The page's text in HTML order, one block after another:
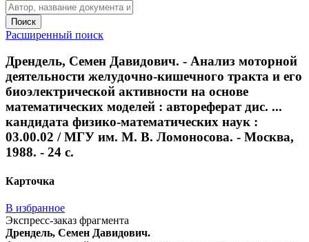
Поиск
Расширенный поиск
Дрендель, Семен Давидович. - Анализ моторной
деятельности желудочно-кишечного тракта и его
биоэлектрической активности на основе
математических моделей : автореферат дис. ...
кандидата физико-математических наук :
03.00.02 / МГУ им. М. В. Ломоносова. - Москва,
1988. - 24 с.
Карточка
В избранное
Экспресс-заказ фрагмента
Дрендель, Семен Давидович.